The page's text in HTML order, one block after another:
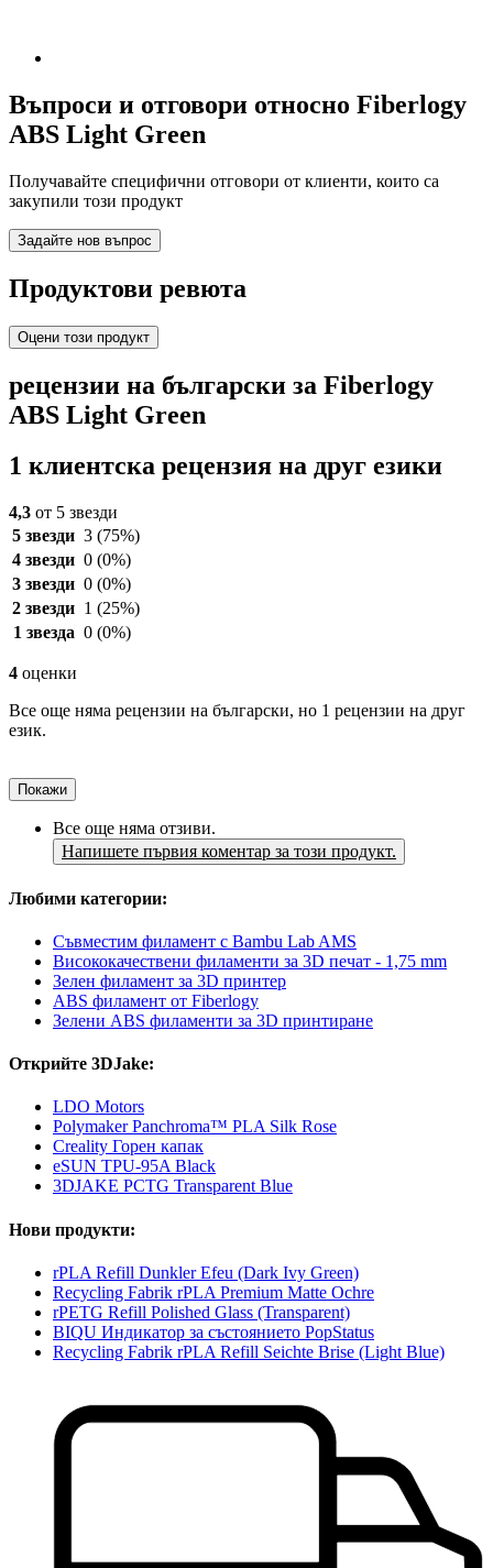
Въпроси и отговори относно Fiberlogy
ABS Light Green
Получавайте специфични отговори от клиенти, които са
закупили този продукт
Задайте нов въпрос
Продуктови ревюта
Оцени този продукт
рецензии на български за Fiberlogy
ABS Light Green
1 клиентска рецензия на друг езики
4,3 от 5 звезди
5 звезди 3 (75%)
4 звезди 0 (0%)
3 звезди 0 (0%)
2 звезди 1 (25%)
1 звезда 0 (0%)
4 оценки
Все още няма рецензии на български, но 1 рецензии на друг
език.
Покажи
Все още няма отзиви.
Напишете първия коментар за този продукт.
Любими категории:
Съвместим филамент с Bambu Lab AMS
Висококачествени филаменти за 3D печат - 1,75 mm
Зелен филамент за 3D принтер
ABS филамент от Fiberlogy
Зелени ABS филаменти за 3D принтиране
Открийте 3DJake:
LDO Motors
Polymaker Panchroma™ PLA Silk Rose
Creality Горен капак
eSUN TPU-95A Black
3DJAKE PCTG Transparent Blue
Нови продукти:
rPLA Refill Dunkler Efeu (Dark Ivy Green)
Recycling Fabrik rPLA Premium Matte Ochre
rPETG Refill Polished Glass (Transparent)
BIQU Индикатор за състоянието PopStatus
Recycling Fabrik rPLA Refill Seichte Brise (Light Blue)